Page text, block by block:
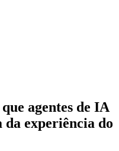
agentes de IA
experiência do